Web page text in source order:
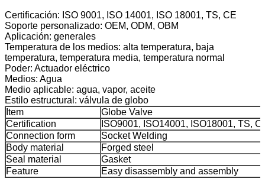
Certificación: ISO 9001, ISO 14001, ISO 18001, TS, CE
Soporte personalizado: OEM, ODM, OBM
Aplicación: generales
Temperatura de los medios: alta temperatura, baja
temperatura, temperatura media, temperatura normal
Poder: Actuador eléctrico
Medios: Agua
Medio aplicable: agua, vapor, aceite
Estilo estructural: válvula de globo
Item
Globe Valve
Certification
ISO9001, ISO14001, ISO18001, TS,
Connection form
Socket Welding
Body material
Forged steel
Seal material
Gasket
Feature
Easy disassembly and assembly